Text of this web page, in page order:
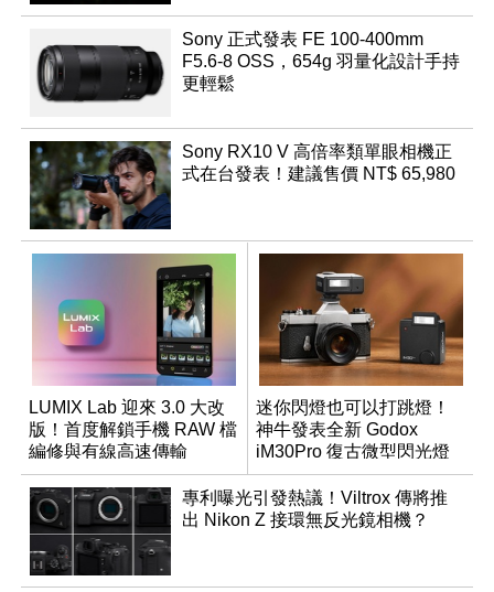
Sony 正式發表 FE 100-400mm
F5.6-8 OSS，654g 羽量化設計手持
更輕鬆
Sony RX10 V 高倍率類單眼相機正
式在台發表！建議售價 NT$ 65,980
LUMIX Lab 迎來 3.0 大改
版！首度解鎖手機 RAW 檔
編修與有線高速傳輸
迷你閃燈也可以打跳燈！
神牛發表全新 Godox
iM30Pro 復古微型閃光燈
專利曝光引發熱議！Viltrox 傳將推
出 Nikon Z 接環無反光鏡相機？